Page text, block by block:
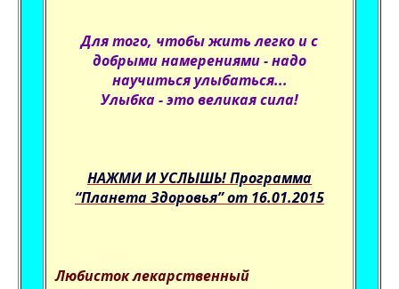
Для того, чтобы жить легко и с
добрыми намерениями - надо
научиться улыбаться...
Улыбка - это великая сила!
НАЖМИ И УСЛЫШЬ! Программа
“Планета Здоровья” от 16.01.2015
Любисток лекарственный